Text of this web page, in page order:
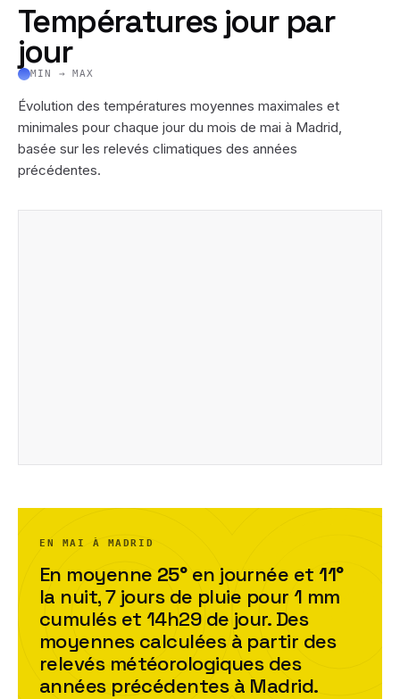
Températures jour par
jour
MIN → MAX
Évolution des températures moyennes maximales et
minimales pour chaque jour du mois de mai à Madrid,
basée sur les relevés climatiques des années
précédentes.
EN MAI À MADRID
En moyenne 25°en journée et 11°
la nuit,7joursde pluie pour 1 mm
cumulés et 14h29de jour. Des
moyennes calculées à partir des
relevés météorologiques des
années précédentes à Madrid.